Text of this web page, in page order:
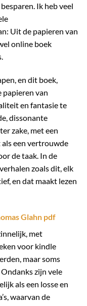
Ik heb veel
Uit de papieren van
online boek
en dit boek,
papieren van
en fantasie te
dissonante
zake, met een
als een vertrouwde
de taak. In de
zoals dit, elk
en dat maakt lezen
Glahn pdf
met
voor kindle
maar soms
zijn vele
als een losse en
waarvan de